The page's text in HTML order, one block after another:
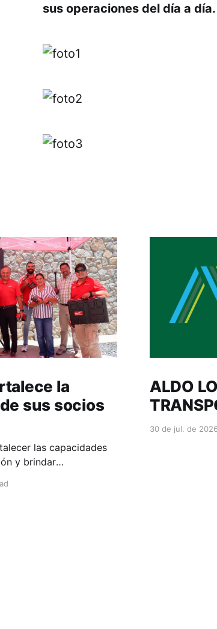
sus operaciones del día a día.
la
sus socios
las capacidades
y brindar
técnico, Milwaukee
ALDO
30 de jul. de 2026